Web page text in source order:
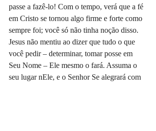
passe a fazê-lo! Com o tempo, verá que a fé
em Cristo se tornou algo firme e forte como
sempre foi; você só não tinha noção disso.
Jesus não mentiu ao dizer que tudo o que
você pedir – determinar, tomar posse em
Seu Nome – Ele mesmo o fará. Assuma o
seu lugar nEle, e o Senhor Se alegrará com